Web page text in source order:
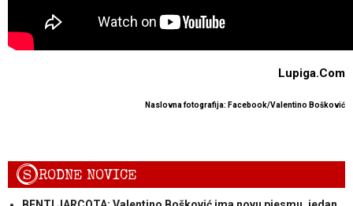
Lupiga.Com
Naslovna fotografija: Facebook/Valentino Bošković
SRODNE NOVICE